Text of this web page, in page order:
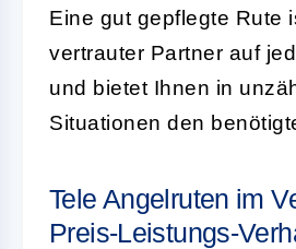
Eine gut gepflegte Rute
vertrauter Partner auf
und bietet Ihnen in
Situationen den
Tele Angelruten im
Preis-Leistungs-